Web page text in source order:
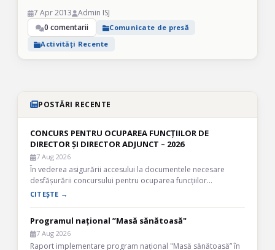
7 Apr 2013
Admin ISJ
0 comentarii
Comunicate de presă
Activități Recente
POSTĂRI RECENTE
CONCURS PENTRU OCUPAREA FUNCȚIILOR DE
DIRECTOR ȘI DIRECTOR ADJUNCT – 2026
7 Aug 2026
În vederea asigurării accesului la documentele necesare
desfășurării concursului pentru ocuparea funcțiilor…
CITEȘTE →
Programul național ”Masă sănătoasă"
7 Aug 2026
Raport implementare program național "Masă sănătoasă” în